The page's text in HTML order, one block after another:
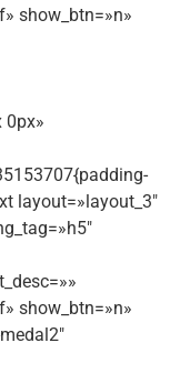
show_btn=»n»
0px»
layout=»layout_3″
show_btn=»n»